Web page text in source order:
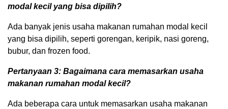
modal kecil yang bisa dipilih?
Ada banyak jenis usaha makanan rumahan modal kecil
yang bisa dipilih, seperti gorengan, keripik, nasi goreng,
bubur, dan frozen food.
Pertanyaan 3: Bagaimana cara memasarkan usaha
makanan rumahan modal kecil?
Ada beberapa cara untuk memasarkan usaha makanan